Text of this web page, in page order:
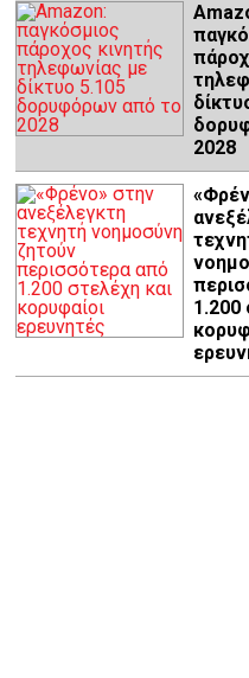
2028
1.200